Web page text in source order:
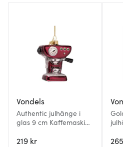
Vondels
Authentic julhänge i
glas 9 cm Kaffemaskin
219 kr
rosa